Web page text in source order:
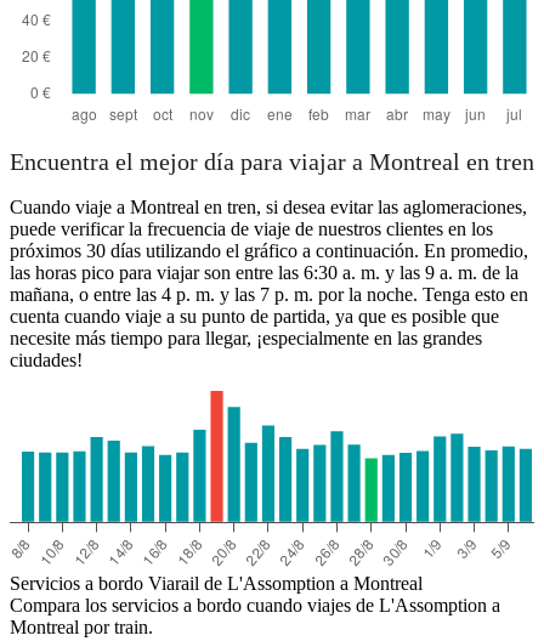
Encuentra el mejor día para viajar a Montreal en tren
Cuando viaje a Montreal en tren, si desea evitar las aglomeraciones,
puede verificar la frecuencia de viaje de nuestros clientes en los
próximos 30 días utilizando el gráfico a continuación. En promedio,
las horas pico para viajar son entre las 6:30 a. m. y las 9 a. m. de la
mañana, o entre las 4 p. m. y las 7 p. m. por la noche. Tenga esto en
cuenta cuando viaje a su punto de partida, ya que es posible que
necesite más tiempo para llegar, ¡especialmente en las grandes
ciudades!
Servicios a bordo Viarail de L'Assomption a Montreal
Compara los servicios a bordo cuando viajes de L'Assomption a
Montreal por train.